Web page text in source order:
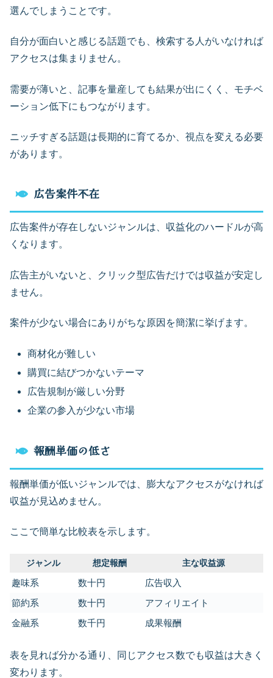
選んでしまうことです。
自分が面白いと感じる話題でも、検索する人がいなければ
アクセスは集まりません。
需要が薄いと、記事を量産しても結果が出にくく、モチベ
ーション低下にもつながります。
ニッチすぎる話題は長期的に育てるか、視点を変える必要
があります。
広告案件不在
広告案件が存在しないジャンルは、収益化のハードルが高
くなります。
広告主がいないと、クリック型広告だけでは収益が安定し
ません。
案件が少ない場合にありがちな原因を簡潔に挙げます。
商材化が難しい
購買に結びつかないテーマ
広告規制が厳しい分野
企業の参入が少ない市場
報酬単価の低さ
報酬単価が低いジャンルでは、膨大なアクセスがなければ
収益が見込めません。
ここで簡単な比較表を示します。
ジャンル 想定報酬 主な収益源
趣味系 数十円
広告収入
節約系
数十円
アフィリエイト
金融系
数千円 成果報酬
表を見れば分かる通り、同じアクセス数でも収益は大きく
変わります。